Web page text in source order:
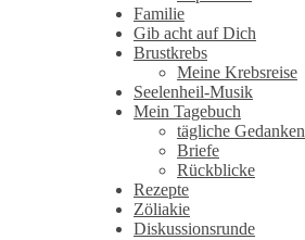
Familie
Gib acht auf Dich
Brustkrebs
Meine Krebsreise
Seelenheil-Musik
Mein Tagebuch
tägliche Gedanken
Briefe
Rückblicke
Rezepte
Zöliakie
Diskussionsrunde